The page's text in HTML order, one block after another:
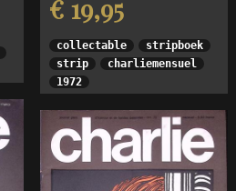
€ 19,95
collectable
stripboek
strip
charliemensuel
1972